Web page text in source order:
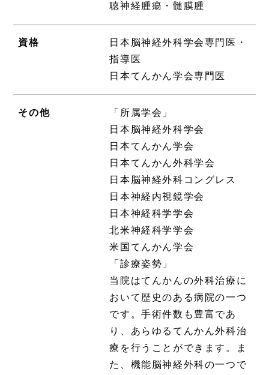
聴神経腫瘍・髄膜腫
資格
日本脳神経外科学会専門医・
指導医
日本てんかん学会専門医
その他
「所属学会」
日本脳神経外科学会
日本てんかん学会
日本てんかん外科学会
日本脳神経外科コングレス
日本神経内視鏡学会
日本神経科学学会
北米神経科学学会
米国てんかん学会
「診療姿勢」
当院はてんかんの外科治療に
おいて歴史のある病院の一つ
です。手術件数も豊富であ
り、あらゆるてんかん外科治
療を行うことができます。ま
た、機能脳神経外科の一つで